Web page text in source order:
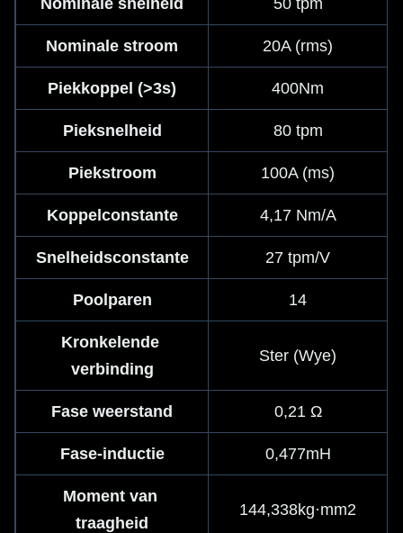
Nominale snelheid 50 tpm
Nominale stroom 20A (rms)
Piekkoppel (>3s) 400Nm
Pieksnelheid 80 tpm
Piekstroom 100A (ms)
Koppelconstante 4,17 Nm/A
Snelheidsconstante 27 tpm/V
Poolparen 14
Kronkelende
verbinding
Ster (Wye)
Fase weerstand 0,21 Ω
Fase-inductie 0,477mH
Moment van
traagheid
144,338kg·mm2